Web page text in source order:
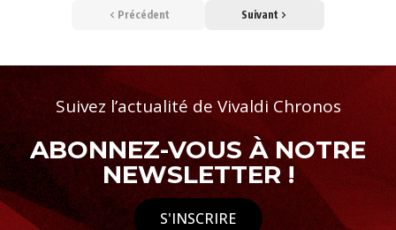
Précédent Suivant
Suivez l’actualité de Vivaldi Chronos
ABONNEZ-VOUS À NOTRE
NEWSLETTER !
S'INSCRIRE